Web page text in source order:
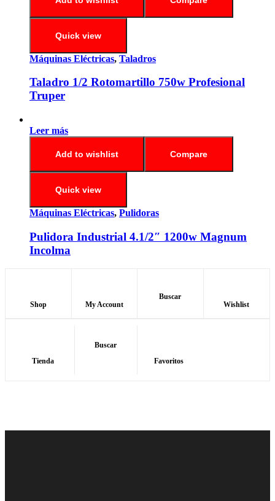
Quick view
Máquinas Eléctricas, Taladros
Taladro 1/2 Rotomartillo 750w Profesional
Truper
Leer más
Add to wishlist Compare
Quick view
Máquinas Eléctricas, Pulidoras
Pulidora Industrial 4.1/2″ 1200w Magnum
Incolma
Shop My Account
Buscar
Wishlist
Tienda
Buscar
Favoritos